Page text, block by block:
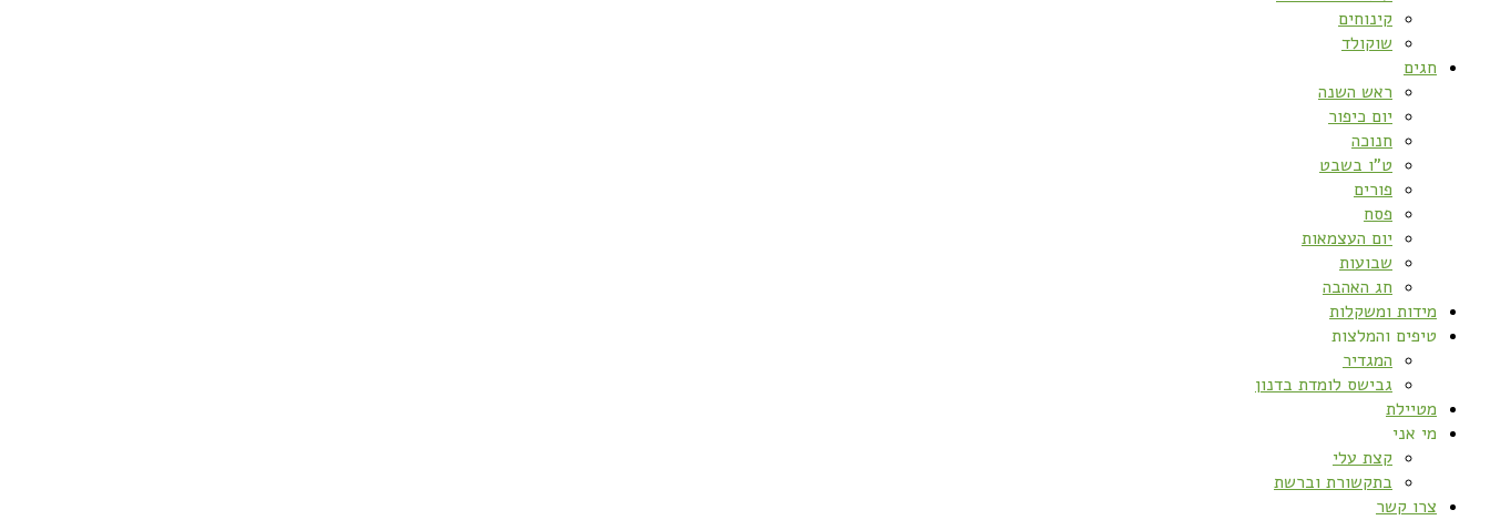
קינוחים
שוקולד
חגים
ראש השנה
יום כיפור
חנוכה
ט”ו בשבט
פורים
פסח
יום העצמאות
שבועות
חג האהבה
מידות ומשקלות
טיפים והמלצות
המגדיר
גבישס לומדת בדנון
מטיילת
מי אני
קצת עלי
בתקשורת וברשת
צרו קשר